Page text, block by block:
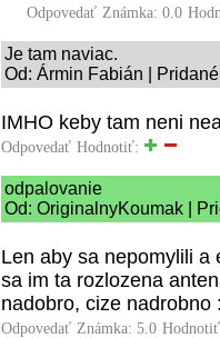
Odpovedať Známka: 0.0
Je tam naviac.
Od: Ármin Fabián |
IMHO keby tam neni
Odpovedať Hodnotiť:
odpalovanie
Od: OriginalnyKoumak |
Len aby sa nepomylili a
sa im ta rozlozena
nadobro, cize nadrobno
Odpovedať Známka: 5.0